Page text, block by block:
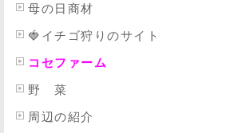
母の日商材
🍓イチゴ狩りのサイト
コセファーム
野 菜
周辺の紹介